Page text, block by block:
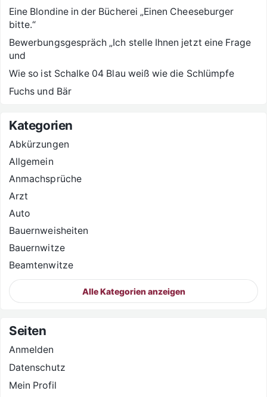
Eine Blondine in der Bücherei „Einen Cheeseburger
bitte.“
Bewerbungsgespräch „Ich stelle Ihnen jetzt eine Frage
und
Wie so ist Schalke 04 Blau weiß wie die Schlümpfe
Fuchs und Bär
Kategorien
Abkürzungen
Allgemein
Anmachsprüche
Arzt
Auto
Bauernweisheiten
Bauernwitze
Beamtenwitze
Alle Kategorien anzeigen
Seiten
Anmelden
Datenschutz
Mein Profil